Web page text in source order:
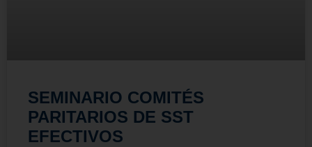
SEMINARIO COMITÉS
PARITARIOS DE SST
EFECTIVOS